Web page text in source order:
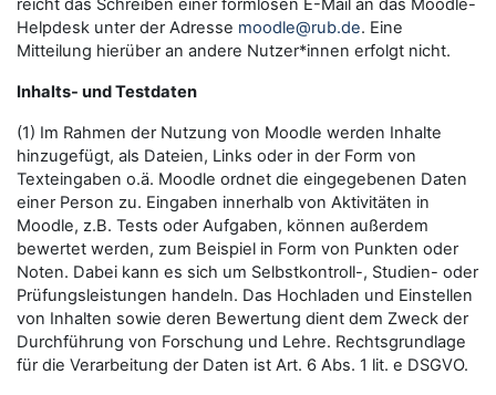
reicht das Schreiben einer formlosen E-Mail an das Moodle-
Helpdesk unter der Adresse moodle@rub.de. Eine
Mitteilung hierüber an andere Nutzer*innen erfolgt nicht.
Inhalts- und Testdaten
(1) Im Rahmen der Nutzung von Moodle werden Inhalte
hinzugefügt, als Dateien, Links oder in der Form von
Texteingaben o.ä. Moodle ordnet die eingegebenen Daten
einer Person zu. Eingaben innerhalb von Aktivitäten in
Moodle, z.B. Tests oder Aufgaben, können außerdem
bewertet werden, zum Beispiel in Form von Punkten oder
Noten. Dabei kann es sich um Selbstkontroll-, Studien- oder
Prüfungsleistungen handeln. Das Hochladen und Einstellen
von Inhalten sowie deren Bewertung dient dem Zweck der
Durchführung von Forschung und Lehre. Rechtsgrundlage
für die Verarbeitung der Daten ist Art. 6 Abs. 1 lit. e DSGVO.